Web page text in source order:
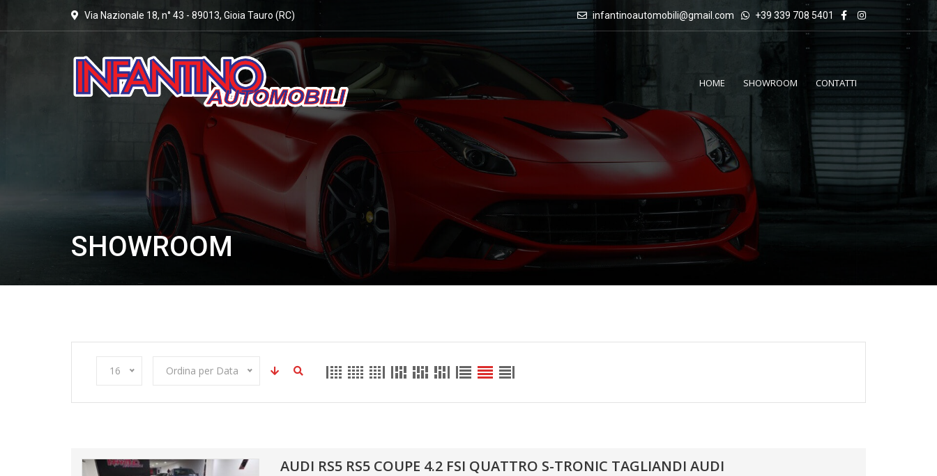
Via Nazionale 18, n° 43 - 89013, Gioia Tauro (RC) infantinoautomobili@gmail.com +39 339 708 5401
HOME SHOWROOM CONTATTI
SHOWROOM
16 Ordina per Data
AUDI RS5 RS5 COUPE 4.2 FSI QUATTRO S-TRONIC TAGLIANDI AUDI